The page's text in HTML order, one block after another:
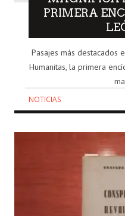
PRIMERA
Pasajes más destacados
Humanitas, la primera
NOTICIAS